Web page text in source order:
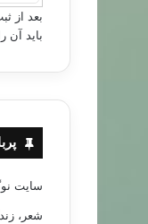
بعد از
باید آن
سایت
شعر،